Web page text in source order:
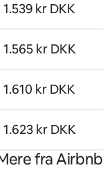
1.539 kr DKK
1.565 kr DKK
1.610 kr DKK
1.623 kr DKK
fra Airbnb